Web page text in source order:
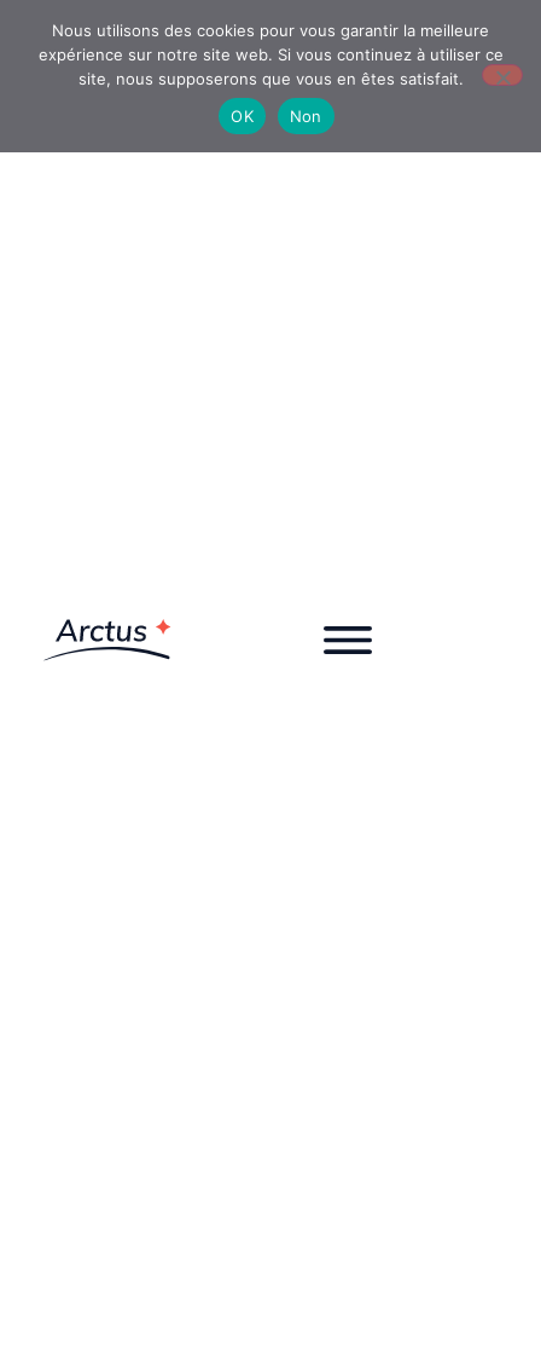
Nous utilisons des cookies pour vous garantir la meilleure
expérience sur notre site web. Si vous continuez à utiliser ce
site, nous supposerons que vous en êtes satisfait.
OK
Non